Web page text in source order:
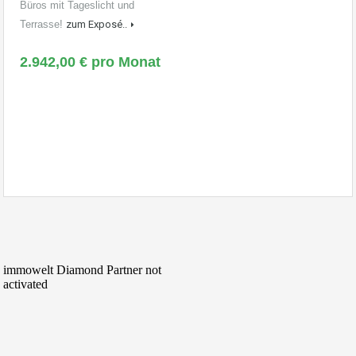
Büros mit Tageslicht und
Terrasse! zum Exposé..
2.942,00 € pro Monat